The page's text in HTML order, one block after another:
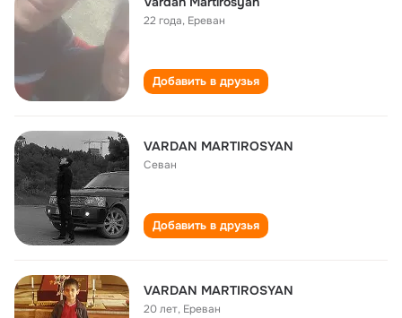
22 года, Ереван
Добавить в друзья
VARDAN MARTIROSYAN
Севан
Добавить в друзья
VARDAN MARTIROSYAN
20 лет, Ереван